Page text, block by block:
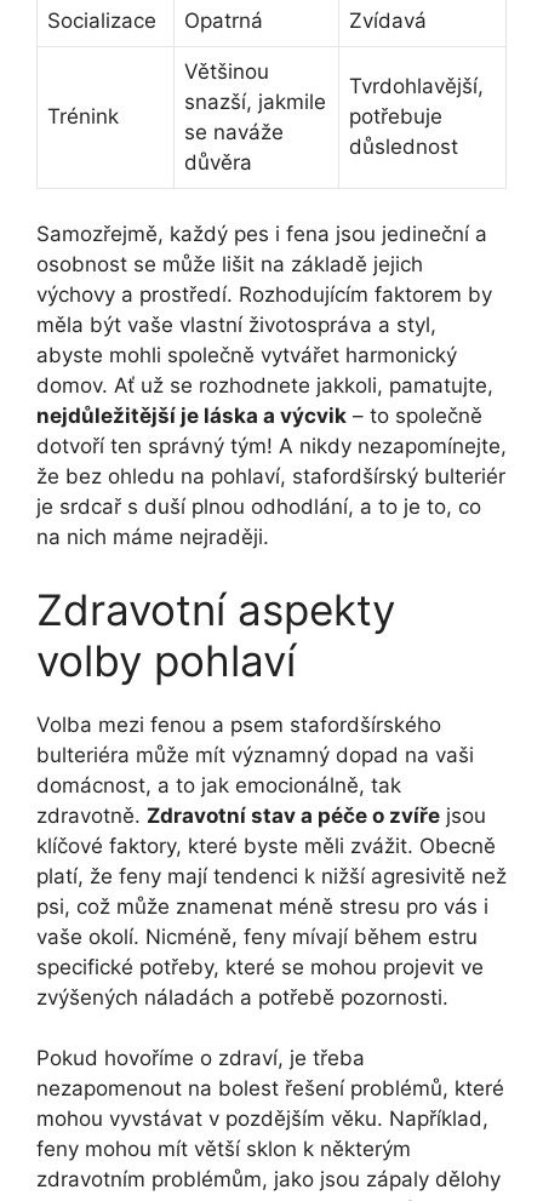
Socializace Opatrná Zvídavá
Trénink
Většinou
snazší, jakmile
se naváže
důvěra
Tvrdohlavější,
potřebuje
důslednost
Samozřejmě, každý pes i fena jsou jedineční a
osobnost se může lišit na základě jejich
výchovy a prostředí. Rozhodujícím faktorem by
měla být vaše vlastní životospráva a styl,
abyste mohli společně vytvářet harmonický
domov. Ať už se rozhodnete jakkoli, pamatujte,
nejdůležitější je láska a výcvik – to společně
dotvoří ten správný tým! A nikdy nezapomínejte,
že bez ohledu na pohlaví, stafordšírský bulteriér
je srdcař s duší plnou odhodlání, a to je to, co
na nich máme nejraději.
Zdravotní aspekty
volby pohlaví
Volba mezi fenou a psem stafordšírského
bulteriéra může mít významný dopad na vaši
domácnost, a to jak emocionálně, tak
zdravotně. Zdravotní stav a péče o zvíře jsou
klíčové faktory, které byste měli zvážit. Obecně
platí, že feny mají tendenci k nižší agresivitě než
psi, což může znamenat méně stresu pro vás i
vaše okolí. Nicméně, feny mívají během estru
specifické potřeby, které se mohou projevit ve
zvýšených náladách a potřebě pozornosti.
Pokud hovoříme o zdraví, je třeba
nezapomenout na bolest řešení problémů, které
mohou vyvstávat v pozdějším věku. Například,
feny mohou mít větší sklon k některým
zdravotním problémům, jako jsou zápaly dělohy